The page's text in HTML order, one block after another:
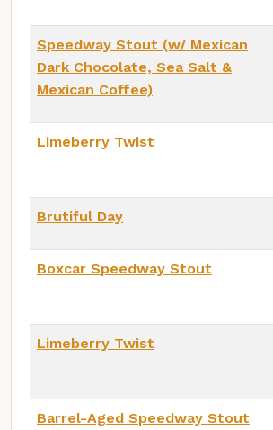
Speedway Stout (w/ Mexican
Dark Chocolate, Sea Salt &
Mexican Coffee)
Limeberry Twist
Brutiful Day
Boxcar Speedway Stout
Limeberry Twist
Barrel-Aged Speedway Stout